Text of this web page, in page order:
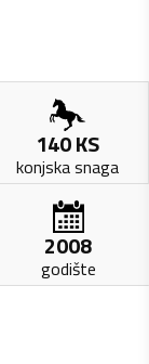
140KS
konjska snaga
2008
godište